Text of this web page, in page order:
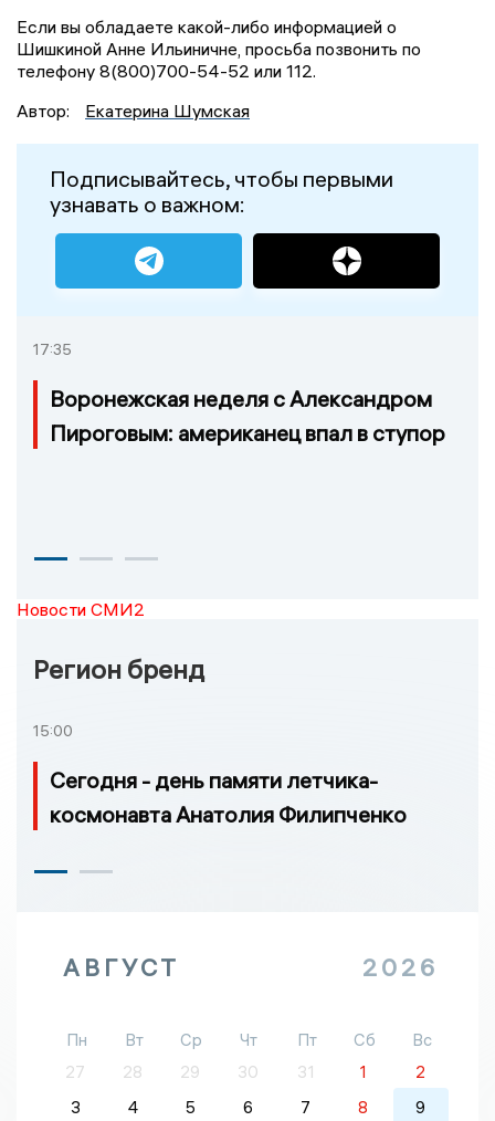
Если вы обладаете какой-либо информацией о
Шишкиной Анне Ильиничне, просьба позвонить по
телефону 8(800)700-54-52 или 112.
Автор:
Екатерина Шумская
Подписывайтесь, чтобы первыми
узнавать о важном:
17:35
Воронежская неделя с Александром
Пироговым: американец впал в ступор
Новости СМИ2
Регион бренд
15:00
Сегодня - день памяти летчика-
космонавта Анатолия Филипченко
АВГУСТ 2026
Пн Вт Ср Чт Пт Сб
Вс
27
28 29 30 31 1
2
3
4 5 6 7 8 9